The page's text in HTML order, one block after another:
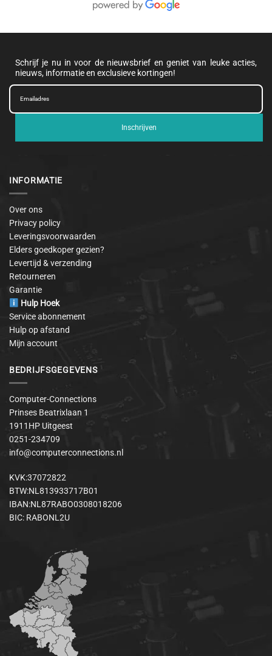
Schrijf je nu in voor de nieuwsbrief en geniet van leuke acties,
nieuws, informatie en exclusieve kortingen!
Inschrijven
INFORMATIE
Over ons
Privacy policy
Leveringsvoorwaarden
Elders goedkoper gezien?
Levertijd & verzending
Retourneren
Garantie
Hulp Hoek
Service abonnement
Hulp op afstand
Mijn account
BEDRIJFSGEGEVENS
Computer-Connections
Prinses Beatrixlaan 1
1911HP Uitgeest
0251-234709
info@computerconnections.nl
KVK:37072822
BTW:NL813933717B01
IBAN:NL87RABO0308018206
BIC: RABONL2U